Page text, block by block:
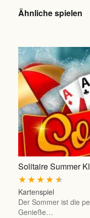
Ähnliche spielen
Solitaire Summer
★
★
★
★
★
Kartenspiel
Der Sommer ist die
Genieße…